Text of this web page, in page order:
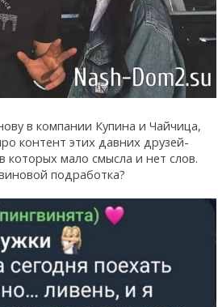
в компании Купина и Чайчица,
контент этих давних друзей-
которых мало смысла и нет слов.
подработка?